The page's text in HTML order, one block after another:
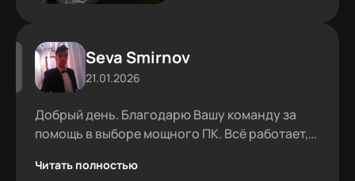
Seva Smirnov
21.01.2026
Добрый день. Благодарю Вашу команду за
помощь в выборе мощного ПК. Всё работает,
Читать полностью